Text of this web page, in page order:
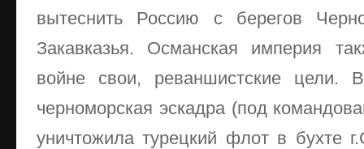
вытеснить Россию с берегов
Закавказья. Османская империя
войне свои, реваншистские цели.
черноморская эскадра (под
уничтожила турецкий флот в бухте